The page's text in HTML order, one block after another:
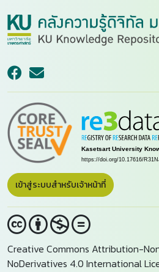
เข้าสู่ระบบสำหรับเจ้าหน้าที่
Creative Commons Attribution-
NoDerivatives 4.0 International